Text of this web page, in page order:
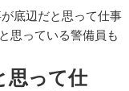
底辺だと思って仕事
思っている警備員も
思って仕